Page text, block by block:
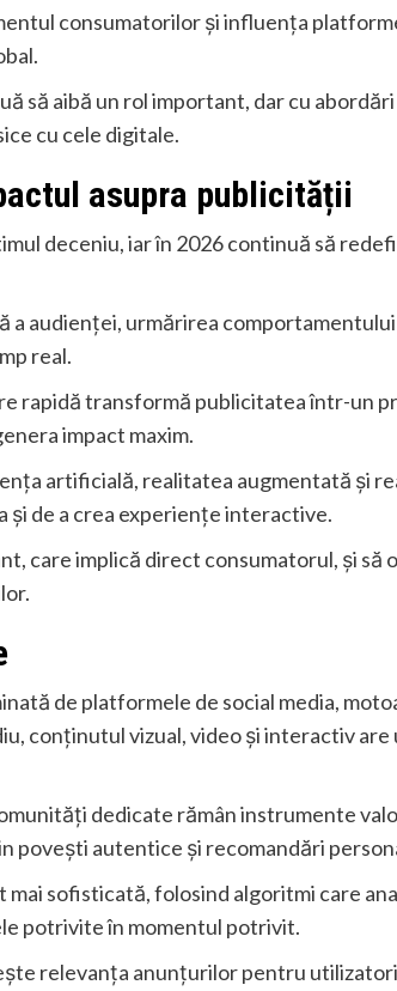
consumatorilor și influența
să aibă un rol important, dar cu
cu cele digitale.
asupra publicității
deceniu, iar în 2026 continuă să
a audienței, urmărirea comportamentului
real.
rapidă transformă publicitatea într-un
impact maxim.
artificială, realitatea augmentată și
de a crea experiențe interactive.
care implică direct consumatorul, și să
de platformele de social media,
conținutul vizual, video și interactiv are
dedicate rămân instrumente
povești autentice și recomandări
sofisticată, folosind algoritmi care
potrivite în momentul potrivit.
relevanța anunțurilor pentru